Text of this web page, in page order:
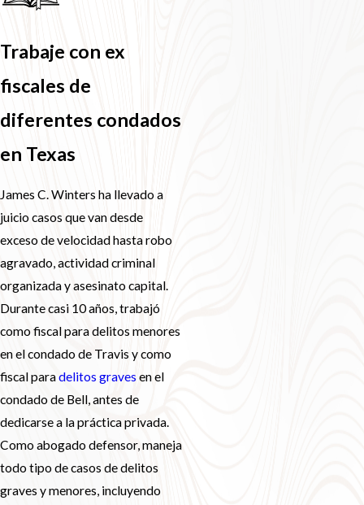
Trabaje con ex
fiscales de
diferentes condados
en Texas
James C. Winters ha llevado a
juicio casos que van desde
exceso de velocidad hasta robo
agravado, actividad criminal
organizada y asesinato capital.
Durante casi 10 años, trabajó
como fiscal para delitos menores
en el condado de Travis y como
fiscal paradelitos graves en el
condado de Bell, antes de
dedicarse a la práctica privada.
Como abogado defensor, maneja
todo tipo de casos de delitos
graves y menores, incluyendo